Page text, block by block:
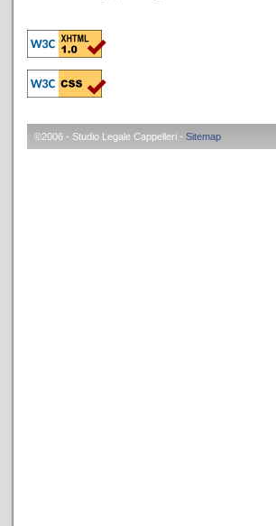
©2006 - Studio Legale Cappelleri - Sitemap